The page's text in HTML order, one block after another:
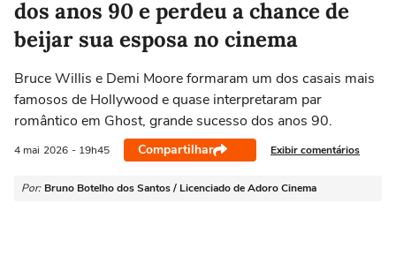
dos anos 90 e perdeu a chance de
beijar sua esposa no cinema
Bruce Willis e Demi Moore formaram um dos casais mais
famosos de Hollywood e quase interpretaram par
romântico em Ghost, grande sucesso dos anos 90.
4 mai 2026 - 19h45 Compartilhar Exibir comentários
Por: Bruno Botelho dos Santos / Licenciado de Adoro Cinema